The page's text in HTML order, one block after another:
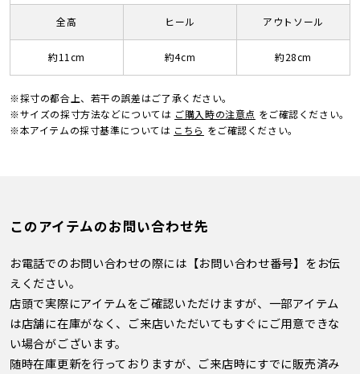
全高
約11cm
ヒール
約4cm
アウトソール
約28cm
※採寸の都合上、若干の誤差はご了承ください。
※サイズの採寸方法などについては ご購入時の注意点 をご確認ください。
※本アイテムの採寸基準については こちら をご確認ください。
このアイテムのお問い合わせ先
お電話でのお問い合わせの際には【お問い合わせ番号】をお伝
えください。
店頭で実際にアイテムをご確認いただけますが、一部アイテム
は店舗に在庫がなく、ご来店いただいてもすぐにご用意できな
い場合がございます。
随時在庫更新を行っておりますが、ご来店時にすでに販売済み